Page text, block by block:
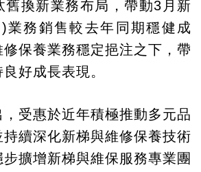
舊換新業務布局，帶動3月新
業務銷售較去年同期穩健成
保養業務穩定挹注之下，帶
好成長表現。
受惠於近年積極推動多元品
續深化新梯與維修保養技術
擴增新梯與維保服務專業團